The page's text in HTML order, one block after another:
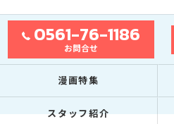
0561-76-1186
お問合せ
漫画特集
スタッフ紹介